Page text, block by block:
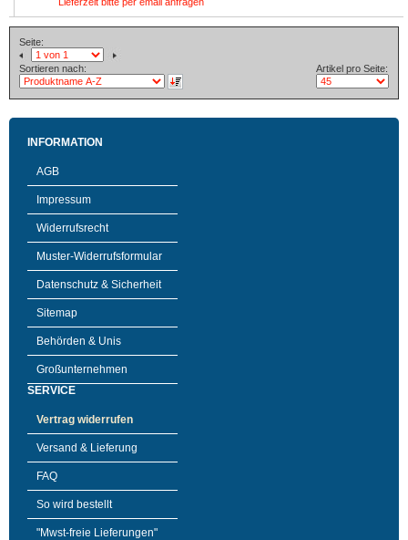
Seite:
Sortieren nach: Artikel pro Seite:
INFORMATION
AGB
Impressum
Widerrufsrecht
Muster-Widerrufsformular
Datenschutz & Sicherheit
Sitemap
Behörden & Unis
Großunternehmen
SERVICE
Vertrag widerrufen
Versand & Lieferung
FAQ
So wird bestellt
"Mwst-freie Lieferungen"